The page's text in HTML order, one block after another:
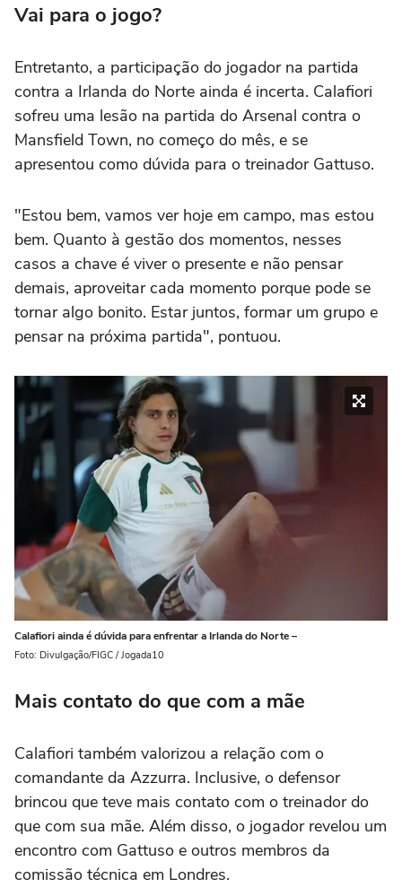
Vai para o jogo?
Entretanto, a participação do jogador na partida
contra a Irlanda do Norte ainda é incerta. Calafiori
sofreu uma lesão na partida do Arsenal contra o
Mansfield Town, no começo do mês, e se
apresentou como dúvida para o treinador Gattuso.
"Estou bem, vamos ver hoje em campo, mas estou
bem. Quanto à gestão dos momentos, nesses
casos a chave é viver o presente e não pensar
demais, aproveitar cada momento porque pode se
tornar algo bonito. Estar juntos, formar um grupo e
pensar na próxima partida", pontuou.
Calafiori ainda é dúvida para enfrentar a Irlanda do Norte –
Foto: Divulgação/FIGC / Jogada10
Mais contato do que com a mãe
Calafiori também valorizou a relação com o
comandante da Azzurra. Inclusive, o defensor
brincou que teve mais contato com o treinador do
que com sua mãe. Além disso, o jogador revelou um
encontro com Gattuso e outros membros da
comissão técnica em Londres.